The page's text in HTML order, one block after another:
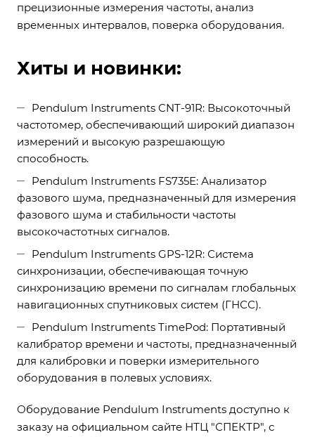
прецизионные измерения частоты, анализ
временных интервалов, поверка оборудования.
Хиты и новинки:
Pendulum Instruments CNT-91R: Высокоточный
частотомер, обеспечивающий широкий диапазон
измерений и высокую разрешающую
способность.
Pendulum Instruments FS735E: Анализатор
фазового шума, предназначенный для измерения
фазового шума и стабильности частоты
высокочастотных сигналов.
Pendulum Instruments GPS-12R: Система
синхронизации, обеспечивающая точную
синхронизацию времени по сигналам глобальных
навигационных спутниковых систем (ГНСС).
Pendulum Instruments TimePod: Портативный
калибратор времени и частоты, предназначенный
для калибровки и поверки измерительного
оборудования в полевых условиях.
Оборудование Pendulum Instruments доступно к
заказу на официальном сайте НТЦ "СПЕКТР", с